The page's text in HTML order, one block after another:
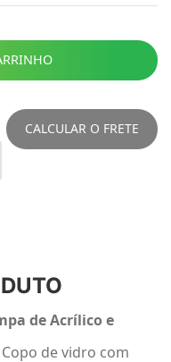
CALCULAR O FRETE
de Acrílico e
de vidro com